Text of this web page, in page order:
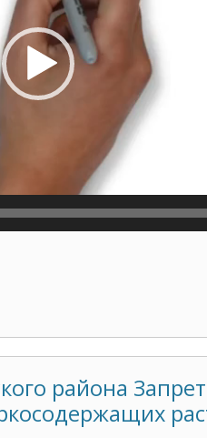
района Запрет